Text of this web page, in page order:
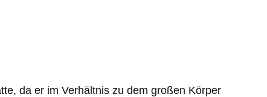
da er im Verhältnis zu dem großen Körper